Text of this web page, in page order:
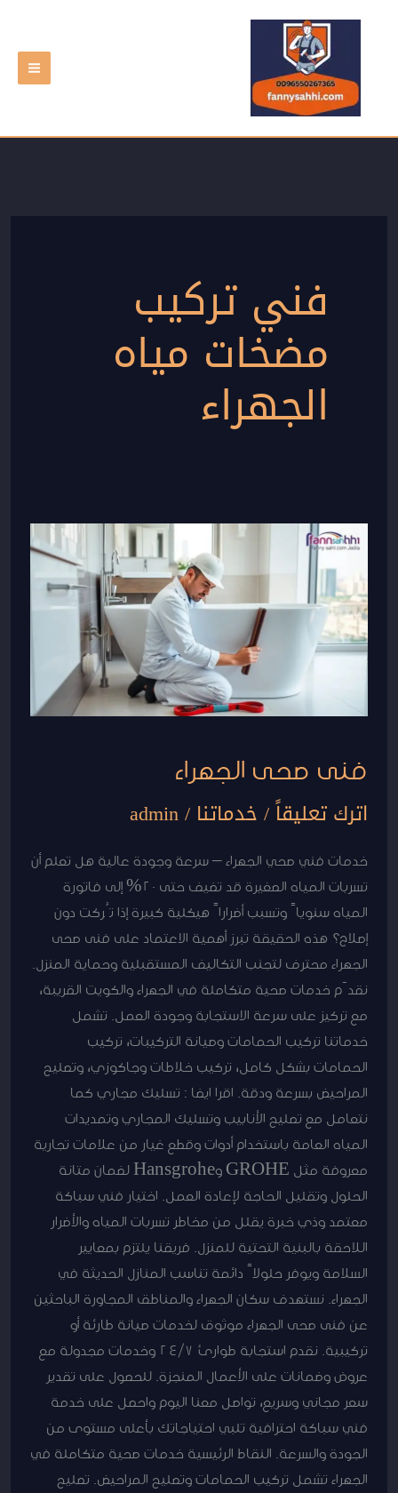
تخطي
المحتوى
فني تركيب
مضخات مياه
الجهراء
فنى صحى الجهراء
اترك تعليقاً/خدماتنا /
admin
خدمات فني صحي الجهراء – سرعة وجودة عالية هل تعلم أن
تسربات المياه الصغيرة قد تضيف حتى 20% إلى فاتورة
المياه سنوياً وتسبب أضراراً هيكلية كبيرة إذا تُركت دون
إصلاح؟ هذه الحقيقة تبرز أهمية الاعتماد على فنى صحى
الجهراء محترف لتجنب التكاليف المستقبلية وحماية المنزل.
نقدّم خدمات صحية متكاملة في الجهراء والكويت القريبة،
مع تركيز على سرعة الاستجابة وجودة العمل. تشمل
خدماتنا تركيب الحمامات وصيانة التركيبات، تركيب
الحمامات بشكل كامل، تركيب خلاطات وجاكوزي، وتصليح
المراحيض بسرعة ودقة. اقرا ايضا : تسليك مجاري كما
نتعامل مع تصليح الأنابيب وتسليك المجاري وتمديدات
المياه العامة باستخدام أدوات وقطع غيار من علامات تجارية
معروفة مثل GROHE وHansgrohe لضمان متانة
الحلول وتقليل الحاجة لإعادة العمل. اختيار فني سباكة
معتمد وذي خبرة يقلل من مخاطر تسربات المياه والأضرار
اللاحقة بالبنية التحتية للمنزل. فريقنا يلتزم بمعايير
السلامة ويوفر حلولاً دائمة تناسب المنازل الحديثة في
الجهراء. نستهدف سكان الجهراء والمناطق المجاورة الباحثين
عن فنى صحى الجهراء موثوق لخدمات صيانة طارئة أو
تركيبية. نقدم استجابة طوارئ 24/7 وخدمات مجدولة مع
عروض وضمانات على الأعمال المنجزة. للحصول على تقدير
سعر مجاني وسريع، تواصل معنا اليوم واحصل على خدمة
فني سباكة احترافية تلبي احتياجاتك بأعلى مستوى من
الجودة والسرعة. النقاط الرئيسية خدمات صحية متكاملة في
الجهراء تشمل تركيب الحمامات وتصليح المراحيض. تصليح
فنى
الجهراء